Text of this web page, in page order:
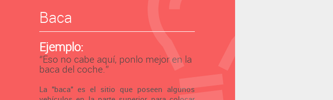
Baca
Ejemplo:
‘’Eso no cabe aquí, ponlo mejor en la
baca del coche.’’
La "baca" es el sitio que poseen algunos